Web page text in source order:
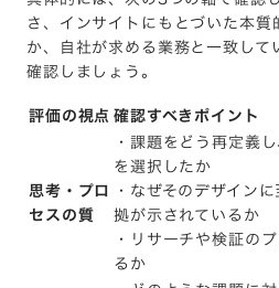
さ、インサイトにもとづいた本質
か、自社が求める業務と一致して
確認しましょう。
評価の視点 確認すべきポイント
思考・プロ
セスの質
・課題をどう再定義
を選択したか
・なぜそのデザイン
拠が示されているか
・リサーチや検証の
るか